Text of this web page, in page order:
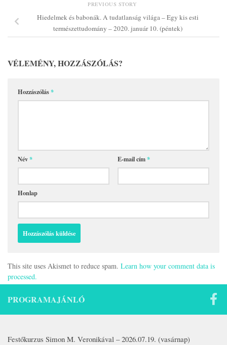
PREVIOUS STORY
Hiedelmek és babonák. A tudatlanság világa – Egy kis esti
természettudomány – 2020. január 10. (péntek)
VÉLEMÉNY, HOZZÁSZÓLÁS?
Hozzászólás*
Név* E-mail cím*
Honlap
This site uses Akismet to reduce spam. Learn how your comment data is
processed.
PROGRAMAJÁNLÓ
Festőkurzus Simon M. Veronikával – 2026.07.19. (vasárnap)